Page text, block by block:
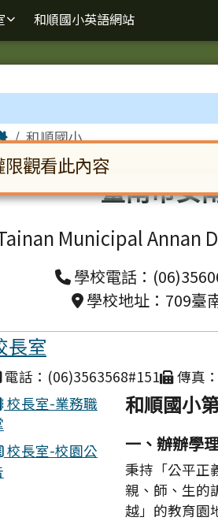
和順國小英語網站
內容區域
Home和順國小
臺南市安
Municipal Annan
學校電話：
學校地址：709臺
長室
電話：(06)3563568#151
傳真
校長室-業務職
校長室-校園公
和順國小
一、辦辦學
秉持「公平正
親、師、生的
越」的教育園
限觀看此內容
鍵在選項間移動焦點。